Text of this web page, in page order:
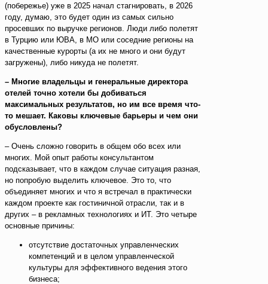
(побережье) уже в 2025 начал стагнировать, в 2026
году, думаю, это будет один из самых сильно
просевших по выручке регионов. Люди либо полетят
в Турцию или ЮВА, в МО или соседние регионы на
качественные курорты (а их не много и они будут
загружены), либо никуда не полетят.
– Многие владельцы и генеральные директора
отелей точно хотели бы добиваться
максимальных результатов, но им все время что-
то мешает. Каковы ключевые барьеры и чем они
обусловлены?
– Очень сложно говорить в общем обо всех или
многих. Мой опыт работы консультантом
подсказывает, что в каждом случае ситуация разная,
но попробую выделить ключевое. Это то, что
объединяет многих и что я встречал в практически
каждом проекте как гостиничной отрасли, так и в
других – в рекламных технологиях и ИТ. Это четыре
основные причины:
отсутствие достаточных управленческих
компетенций и в целом управленческой
культуры для эффективного ведения этого
бизнеса;